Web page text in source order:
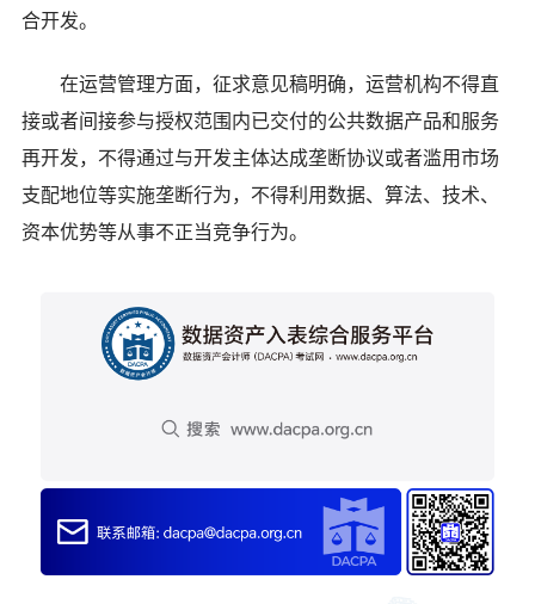
合开发。
在运营管理方面，征求意见稿明确，运营机构不得直
接或者间接参与授权范围内已交付的公共数据产品和服务
再开发，不得通过与开发主体达成垄断协议或者滥用市场
支配地位等实施垄断行为，不得利用数据、算法、技术、
资本优势等从事不正当竞争行为。